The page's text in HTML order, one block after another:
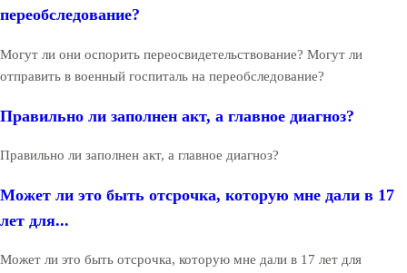
переобследование?
Могут ли они оспорить переосвидетельствование? Могут ли
отправить в военный госпиталь на переобследование?
Правильно ли заполнен акт, а главное диагноз?
Правильно ли заполнен акт, а главное диагноз?
Может ли это быть отсрочка, которую мне дали в 17
лет для...
Может ли это быть отсрочка, которую мне дали в 17 лет для